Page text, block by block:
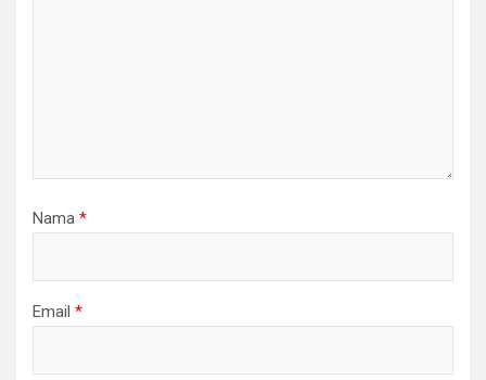
Nama *
Email *